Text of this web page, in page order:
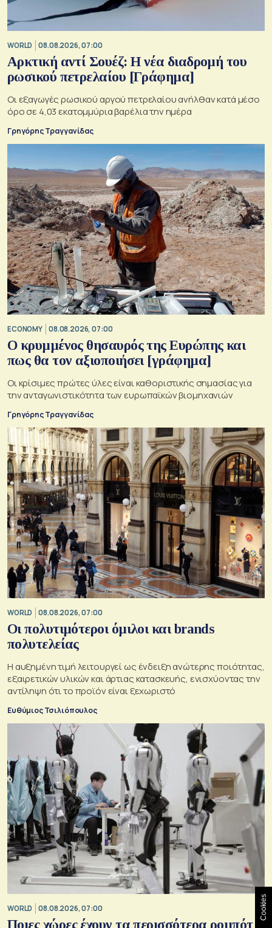
WORLD 08.08.2026, 07:00
Αρκτική αντί Σουέζ: Η νέα διαδρομή του
ρωσικού πετρελαίου [Γράφημα]
Οι εξαγωγές ρωσικού αργού πετρελαίου ανήλθαν κατά μέσο
όρο σε 4,03 εκατομμύρια βαρέλια την ημέρα
Γρηγόρης Τραγγανίδας
ECONOMY 08.08.2026, 07:00
Ο κρυμμένος θησαυρός της Ευρώπης και
πως θα τον αξιοποιήσει [γράφημα]
Οι κρίσιμες πρώτες ύλες είναι καθοριστικής σημασίας για
την ανταγωνιστικότητα των ευρωπαϊκών βιομηχανιών
Γρηγόρης Τραγγανίδας
WORLD 08.08.2026, 07:00
Οι πολυτιμότεροι όμιλοι και brands
πολυτελείας
Η αυξημένη τιμή λειτουργεί ως ένδειξη ανώτερης ποιότητας,
εξαιρετικών υλικών και άρτιας κατασκευής, ενισχύοντας την
αντίληψη ότι το προϊόν είναι ξεχωριστό
Ευθύμιος Τσιλιόπουλος
WORLD 08.08.2026, 07:00
Ποιες χώρες έχουν τα περισσότερα ρομπότ
Cookies